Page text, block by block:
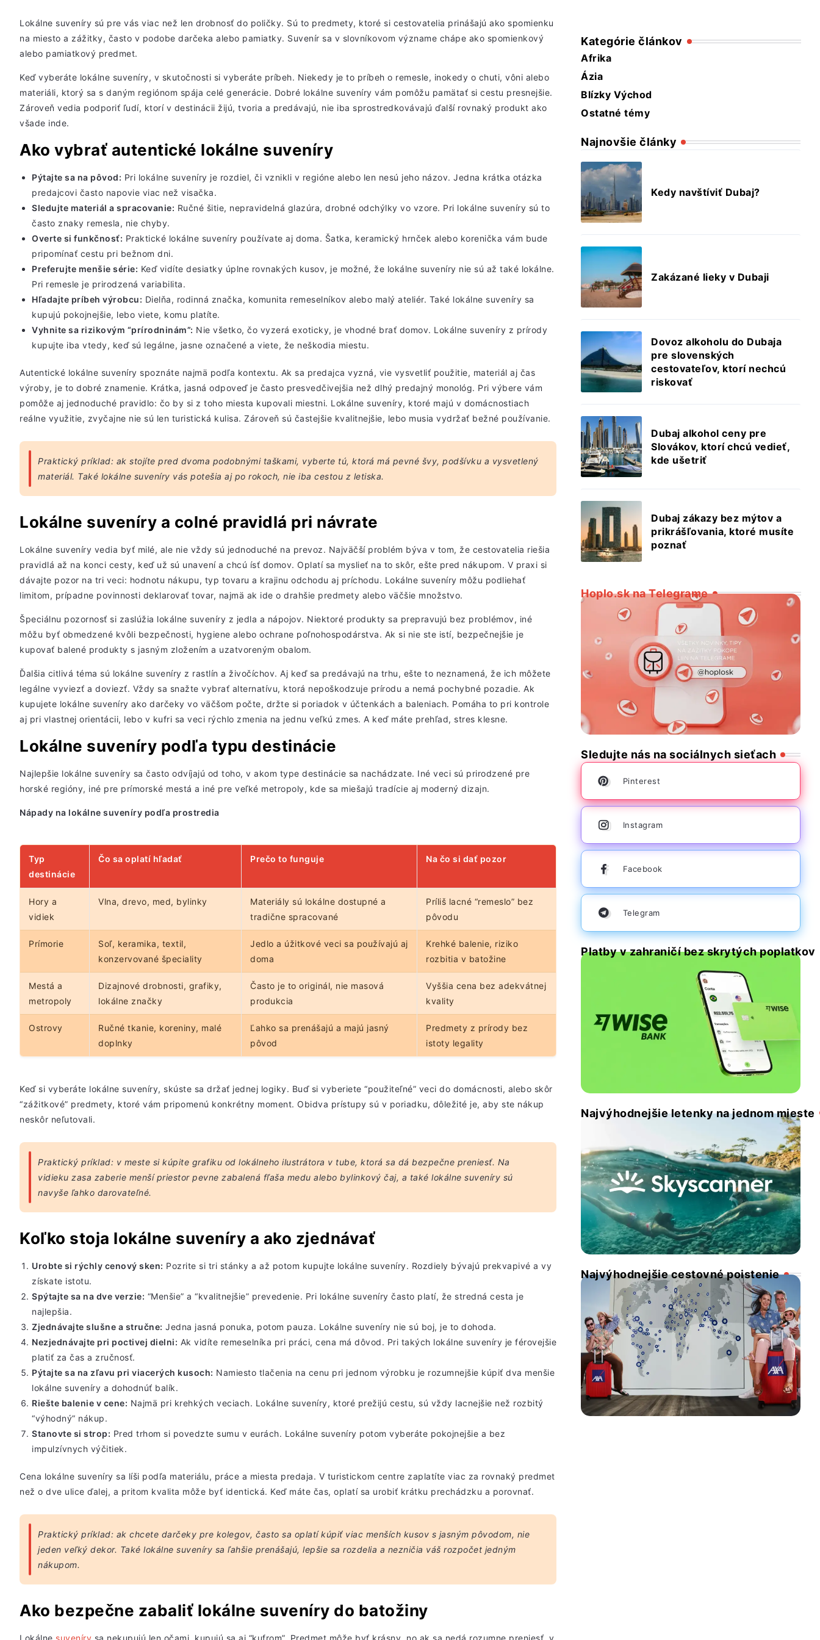
Lokálne suveníry sú pre vás viac než len drobnosť do poličky. Sú to predmety, ktoré si cestovatelia prinášajú ako spomienku
na miesto a zážitky, často v podobe darčeka alebo pamiatky. Suvenír sa v slovníkovom význame chápe ako spomienkový
alebo pamiatkový predmet.
Keď vyberáte lokálne suveníry, v skutočnosti si vyberáte príbeh. Niekedy je to príbeh o remesle, inokedy o chuti, vôni alebo
materiáli, ktorý sa s daným regiónom spája celé generácie. Dobré lokálne suveníry vám pomôžu pamätať si cestu presnejšie.
Zároveň vedia podporiť ľudí, ktorí v destinácii žijú, tvoria a predávajú, nie iba sprostredkovávajú ďalší rovnaký produkt ako
všade inde.
Ako vybrať autentické lokálne suveníry
Pýtajte sa na pôvod: Pri lokálne suveníry je rozdiel, či vznikli v regióne alebo len nesú jeho názov. Jedna krátka otázka
predajcovi často napovie viac než visačka.
Sledujte materiál a spracovanie: Ručné šitie, nepravidelná glazúra, drobné odchýlky vo vzore. Pri lokálne suveníry sú to
často znaky remesla, nie chyby.
Overte si funkčnosť: Praktické lokálne suveníry používate aj doma. Šatka, keramický hrnček alebo korenička vám bude
pripomínať cestu pri bežnom dni.
Preferujte menšie série: Keď vidíte desiatky úplne rovnakých kusov, je možné, že lokálne suveníry nie sú až také lokálne.
Pri remesle je prirodzená variabilita.
Hľadajte príbeh výrobcu: Dielňa, rodinná značka, komunita remeselníkov alebo malý ateliér. Také lokálne suveníry sa
kupujú pokojnejšie, lebo viete, komu platíte.
Vyhnite sa rizikovým “prírodninám”: Nie všetko, čo vyzerá exoticky, je vhodné brať domov. Lokálne suveníry z prírody
kupujte iba vtedy, keď sú legálne, jasne označené a viete, že neškodia miestu.
Autentické lokálne suveníry spoznáte najmä podľa kontextu. Ak sa predajca vyzná, vie vysvetliť použitie, materiál aj čas
výroby, je to dobré znamenie. Krátka, jasná odpoveď je často presvedčivejšia než dlhý predajný monológ. Pri výbere vám
pomôže aj jednoduché pravidlo: čo by si z toho miesta kupovali miestni. Lokálne suveníry, ktoré majú v domácnostiach
reálne využitie, zvyčajne nie sú len turistická kulisa. Zároveň sú častejšie kvalitnejšie, lebo musia vydržať bežné používanie.
Praktický príklad: ak stojíte pred dvoma podobnými taškami, vyberte tú, ktorá má pevné švy, podšívku a vysvetlený
materiál. Také lokálne suveníry vás potešia aj po rokoch, nie iba cestou z letiska.
Lokálne suveníry a colné pravidlá pri návrate
Lokálne suveníry vedia byť milé, ale nie vždy sú jednoduché na prevoz. Najväčší problém býva v tom, že cestovatelia riešia
pravidlá až na konci cesty, keď už sú unavení a chcú ísť domov. Oplatí sa myslieť na to skôr, ešte pred nákupom. V praxi si
dávajte pozor na tri veci: hodnotu nákupu, typ tovaru a krajinu odchodu aj príchodu. Lokálne suveníry môžu podliehať
limitom, prípadne povinnosti deklarovať tovar, najmä ak ide o drahšie predmety alebo väčšie množstvo.
Špeciálnu pozornosť si zaslúžia lokálne suveníry z jedla a nápojov. Niektoré produkty sa prepravujú bez problémov, iné
môžu byť obmedzené kvôli bezpečnosti, hygiene alebo ochrane poľnohospodárstva. Ak si nie ste istí, bezpečnejšie je
kupovať balené produkty s jasným zložením a uzatvoreným obalom.
Ďalšia citlivá téma sú lokálne suveníry z rastlín a živočíchov. Aj keď sa predávajú na trhu, ešte to neznamená, že ich môžete
legálne vyviezť a doviezť. Vždy sa snažte vybrať alternatívu, ktorá nepoškodzuje prírodu a nemá pochybné pozadie. Ak
kupujete lokálne suveníry ako darčeky vo väčšom počte, držte si poriadok v účtenkách a baleniach. Pomáha to pri kontrole
aj pri vlastnej orientácii, lebo v kufri sa veci rýchlo zmenia na jednu veľkú zmes. A keď máte prehľad, stres klesne.
Lokálne suveníry podľa typu destinácie
Najlepšie lokálne suveníry sa často odvíjajú od toho, v akom type destinácie sa nachádzate. Iné veci sú prirodzené pre
horské regióny, iné pre prímorské mestá a iné pre veľké metropoly, kde sa miešajú tradície aj moderný dizajn.
Nápady na lokálne suveníry podľa prostredia
Typ
destinácie
Čo sa oplatí hľadať Prečo to funguje Na čo si dať pozor
Hory a
vidiek
Vlna, drevo, med, bylinky
Materiály sú lokálne dostupné a
tradične spracované
Príliš lacné “remeslo” bez
pôvodu
Prímorie
Soľ, keramika, textil,
konzervované špeciality
Jedlo a úžitkové veci sa používajú aj
doma
Krehké balenie, riziko
rozbitia v batožine
Mestá a
metropoly
Dizajnové drobnosti, grafiky,
lokálne značky
Často je to originál, nie masová
produkcia
Vyššia cena bez adekvátnej
kvality
Ostrovy
Ručné tkanie, koreniny, malé
doplnky
Ľahko sa prenášajú a majú jasný
pôvod
Predmety z prírody bez
istoty legality
Keď si vyberáte lokálne suveníry, skúste sa držať jednej logiky. Buď si vyberiete “použiteľné” veci do domácnosti, alebo skôr
“zážitkové” predmety, ktoré vám pripomenú konkrétny moment. Obidva prístupy sú v poriadku, dôležité je, aby ste nákup
neskôr neľutovali.
Praktický príklad: v meste si kúpite grafiku od lokálneho ilustrátora v tube, ktorá sa dá bezpečne preniesť. Na
vidieku zasa zaberie menší priestor pevne zabalená fľaša medu alebo bylinkový čaj, a také lokálne suveníry sú
navyše ľahko darovateľné.
Koľko stoja lokálne suveníry a ako zjednávať
Urobte si rýchly cenový sken: Pozrite si tri stánky a až potom kupujte lokálne suveníry. Rozdiely bývajú prekvapivé a vy
získate istotu.
Spýtajte sa na dve verzie: “Menšie” a “kvalitnejšie” prevedenie. Pri lokálne suveníry často platí, že stredná cesta je
najlepšia.
Zjednávajte slušne a stručne: Jedna jasná ponuka, potom pauza. Lokálne suveníry nie sú boj, je to dohoda.
Nezjednávajte pri poctivej dielni: Ak vidíte remeselníka pri práci, cena má dôvod. Pri takých lokálne suveníry je férovejšie
platiť za čas a zručnosť.
Pýtajte sa na zľavu pri viacerých kusoch: Namiesto tlačenia na cenu pri jednom výrobku je rozumnejšie kúpiť dva menšie
lokálne suveníry a dohodnúť balík.
Riešte balenie v cene: Najmä pri krehkých veciach. Lokálne suveníry, ktoré prežijú cestu, sú vždy lacnejšie než rozbitý
“výhodný” nákup.
Stanovte si strop: Pred trhom si povedzte sumu v eurách. Lokálne suveníry potom vyberáte pokojnejšie a bez
impulzívnych výčitiek.
Cena lokálne suveníry sa líši podľa materiálu, práce a miesta predaja. V turistickom centre zaplatíte viac za rovnaký predmet
než o dve ulice ďalej, a pritom kvalita môže byť identická. Keď máte čas, oplatí sa urobiť krátku prechádzku a porovnať.
Praktický príklad: ak chcete darčeky pre kolegov, často sa oplatí kúpiť viac menších kusov s jasným pôvodom, nie
jeden veľký dekor. Také lokálne suveníry sa ľahšie prenášajú, lepšie sa rozdelia a nezničia váš rozpočet jedným
nákupom.
Ako bezpečne zabaliť lokálne suveníry do batožiny
Lokálne suveníry sa nekupujú len očami, kupujú sa aj “kufrom”. Predmet môže byť krásny, no ak sa nedá rozumne preniesť, v
Kategórie článkov
Afrika
Ázia
Blízky Východ
Ostatné témy
Najnovšie články
Kedy navštíviť Dubaj?
Zakázané lieky v Dubaji
Dovoz alkoholu do Dubaja
pre slovenských
cestovateľov, ktorí nechcú
riskovať
Dubaj alkohol ceny pre
Slovákov, ktorí chcú vedieť,
kde ušetriť
Dubaj zákazy bez mýtov a
prikrášľovania, ktoré musíte
poznať
Hoplo.sk na Telegrame
Sledujte nás na sociálnych sieťach
Pinterest
Instagram
Facebook
Telegram
Platby v zahraničí bez skrytých poplatkov
Najvýhodnejšie letenky na jednom mieste
Najvýhodnejšie cestovné poistenie